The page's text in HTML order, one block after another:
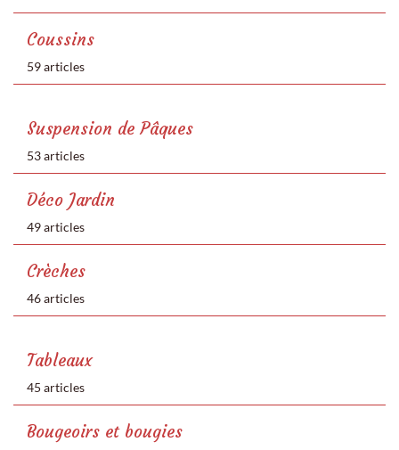
Coussins
59 articles
Suspension de Pâques
53 articles
Déco Jardin
49 articles
Crèches
46 articles
Tableaux
45 articles
Bougeoirs et bougies